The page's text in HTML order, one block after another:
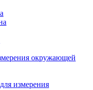
окружающей
измерения